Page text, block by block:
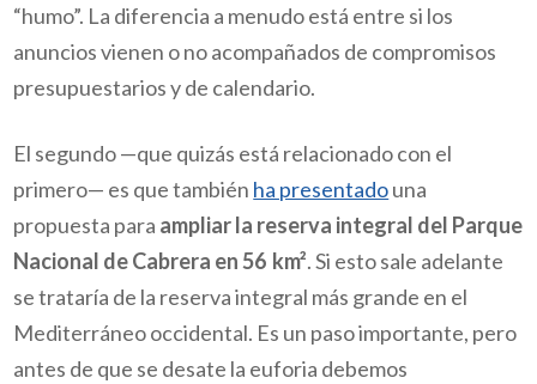
“humo”. La diferencia a menudo está entre si los
anuncios vienen o no acompañados de compromisos
presupuestarios y de calendario.
El segundo —que quizás está relacionado con el
primero— es que también ha presentadouna
propuesta para ampliar la reserva integral del Parque
Nacional de Cabrera en 56 km². Si esto sale adelante
se trataría de la reserva integral más grande en el
Mediterráneo occidental. Es un paso importante, pero
antes de que se desate la euforia debemos